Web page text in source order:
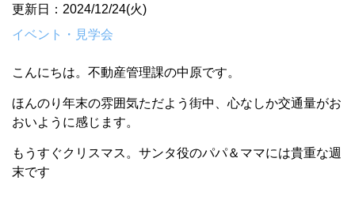
更新日：2024/12/24(火)
イベント・見学会
こんにちは。不動産管理課の中原です。
ほんのり年末の雰囲気ただよう街中、心なしか交通量がお
おいように感じます。
もうすぐクリスマス。サンタ役のパパ＆ママには貴重な週
末です